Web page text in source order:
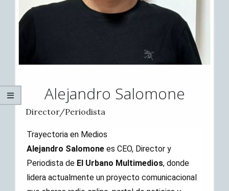
Alejandro Salomone
Director/Periodista
​​Trayectoria en Medios
Alejandro Salomone es CEO, Director y
Periodista de El Urbano Multimedios, donde
lidera actualmente un proyecto comunicacional